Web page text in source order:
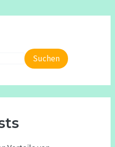
Suchen